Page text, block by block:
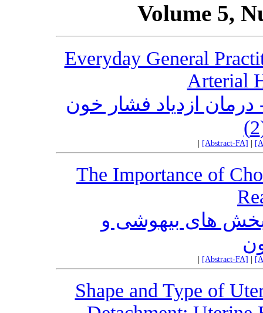
Volume 5,
Everyday General
Arterial
ازدیاد فشار خون
[Abstract-FA]
The Importance of
بخش های بیهوشی و
[Abstract-FA]
Shape and Type of